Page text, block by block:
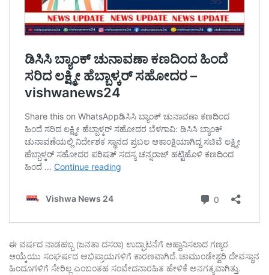
ಈ ವರ್ಷದ ನಾಡಹಬ್ಬ (ಜನತಾ ದಸರಾ) ಉದ್ಘಾಟನೆಗೆ ಆಹ್ವಾನಿಸಲಾದ ಗಣ್ಯರ
ಆಯ್ಕೆಯು ಸಂಘರ್ಷದ ಅಭಿಪ್ರಾಯಗಳಿಗೆ ಕಾರಣವಾಗಿದೆ. ಚಾಮುಂಡೇಶ್ವರಿ ದೇವಸ್ಥಾನ
ಹಿಂದೂಗಳಿಗೆ ಸೇರಿಲ್ಲ ಎಂಬಂತಹ ಸಂವೇದನಾರಹಿತ ಹೇಳಿಕೆ ಅನಗತ್ಯವಾಗಿತ್ತು.